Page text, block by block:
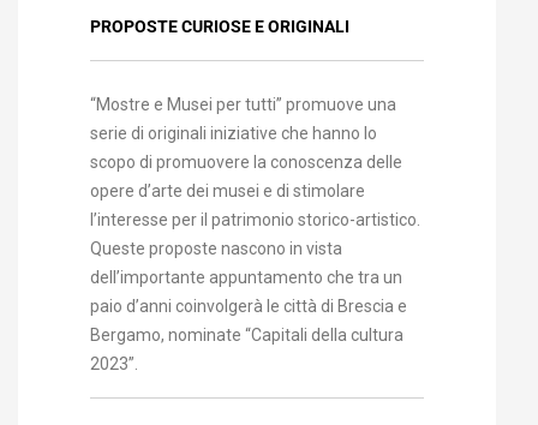
PROPOSTE CURIOSE E ORIGINALI
“Mostre e Musei per tutti” promuove una
serie di originali iniziative che hanno lo
scopo di promuovere la conoscenza delle
opere d’arte dei musei e di stimolare
l’interesse per il patrimonio storico-artistico.
Queste proposte nascono in vista
dell’importante appuntamento che tra un
paio d’anni coinvolgerà le città di Brescia e
Bergamo, nominate “Capitali della cultura
2023”.